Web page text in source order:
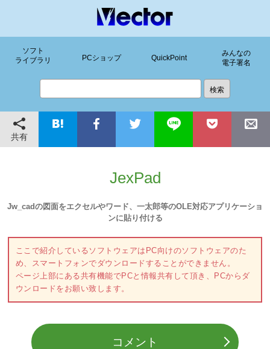
ソフト
ライブラリ
PCショップ QuickPoint
みんなの
電子署名
共有
JexPad
Jw_cadの図面をエクセルやワード、一太郎等のOLE対応アプリケーショ
ンに貼り付ける
ここで紹介しているソフトウェアはPC向けのソフトウェアのた
め、スマートフォンでダウンロードすることができません。
ページ上部にある共有機能でPCと情報共有して頂き、PCからダ
ウンロードをお願い致します。
コメント